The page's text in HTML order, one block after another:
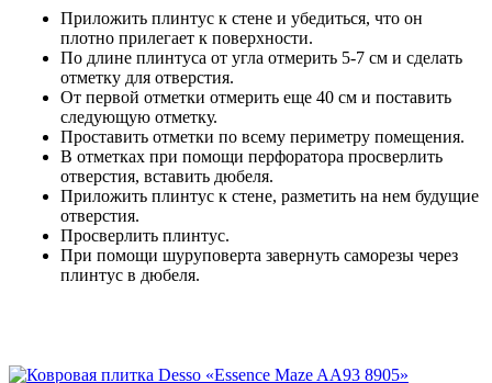
Приложить плинтус к стене и убедиться, что он
плотно прилегает к поверхности.
По длине плинтуса от угла отмерить 5-7 см и сделать
отметку для отверстия.
От первой отметки отмерить еще 40 см и поставить
следующую отметку.
Проставить отметки по всему периметру помещения.
В отметках при помощи перфоратора просверлить
отверстия, вставить дюбеля.
Приложить плинтус к стене, разметить на нем будущие
отверстия.
Просверлить плинтус.
При помощи шуруповерта завернуть саморезы через
плинтус в дюбеля.